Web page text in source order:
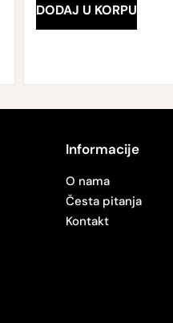
DODAJ U KORPU
Informacije
O nama
Česta pitanja
Kontakt